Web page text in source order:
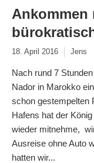
Ankommen
18. April 2016 Jens
Nach rund 7
Nador in Marokko
schon gestempelten
Hafens hat der
wieder mitnehme,
Ausreise ohne Auto
hatten wir...